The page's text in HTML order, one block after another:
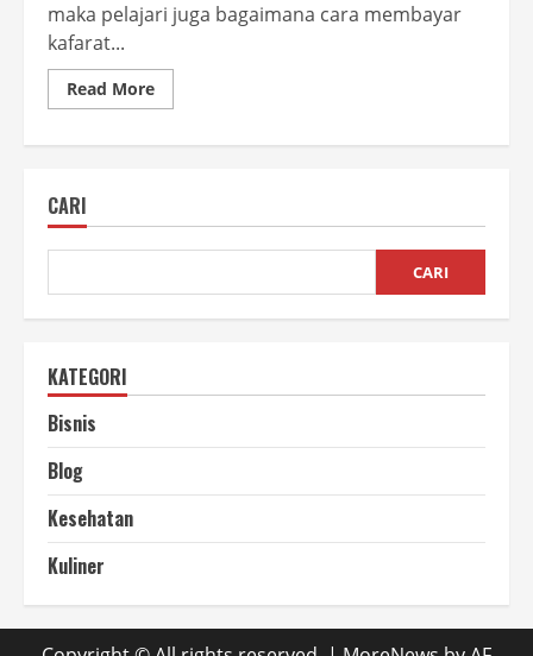
maka pelajari juga bagaimana cara membayar
kafarat...
Read MoreRead
more
yang
Syariat!
CARI
CARI
KATEGORI
Bisnis
Blog
Kesehatan
Kuliner